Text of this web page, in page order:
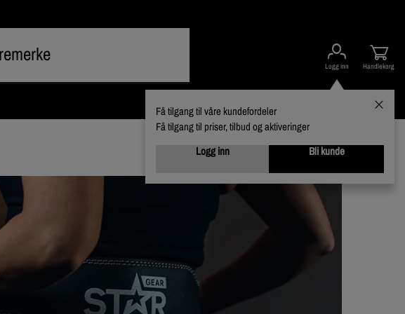
Logg inn
Få tilgang til våre kundefordeler
Få tilgang til priser, tilbud og aktiveringer
Logg inn
Bli kunde
Handlekorg
Varumerker